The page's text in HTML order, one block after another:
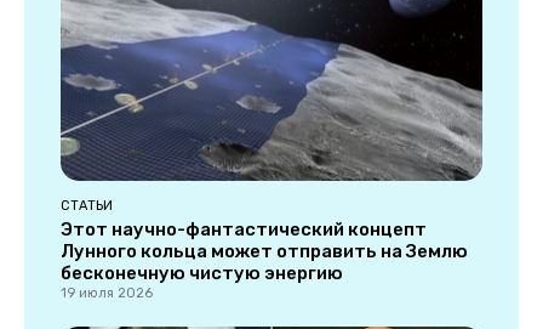
СТАТЬИ
Этот научно-фантастический концепт
Лунного кольца может отправить на Землю
бесконечную чистую энергию
19 июля 2026